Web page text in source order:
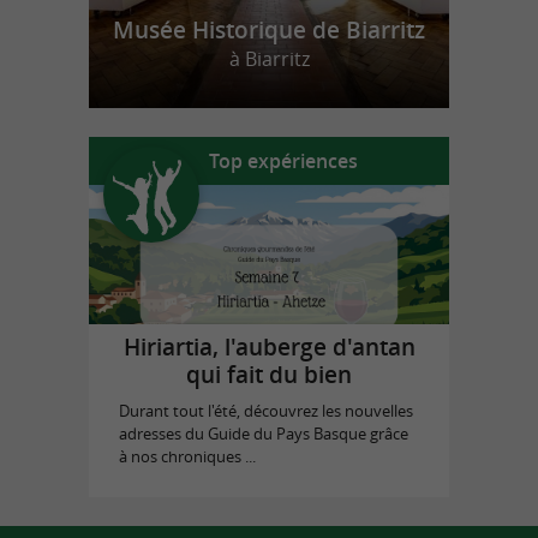
Musée Historique de Biarritz
à Biarritz
Top expériences
Hiriartia, l'auberge d'antan
qui fait du bien
Durant tout l'été, découvrez les nouvelles
adresses du Guide du Pays Basque grâce
à nos chroniques ...